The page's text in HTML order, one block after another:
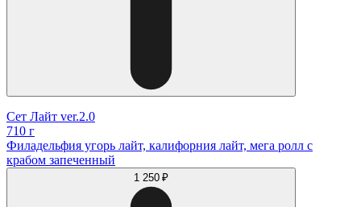
Сет Лайт ver.2.0
710 г
Филадельфия угорь лайт, калифорния лайт, мега ролл с
крабом запеченный
1 250 ₽